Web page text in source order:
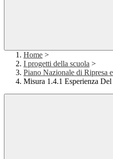
Home >
I progetti della scuola >
Piano Nazionale di Ripresa
Misura 1.4.1 Esperienza